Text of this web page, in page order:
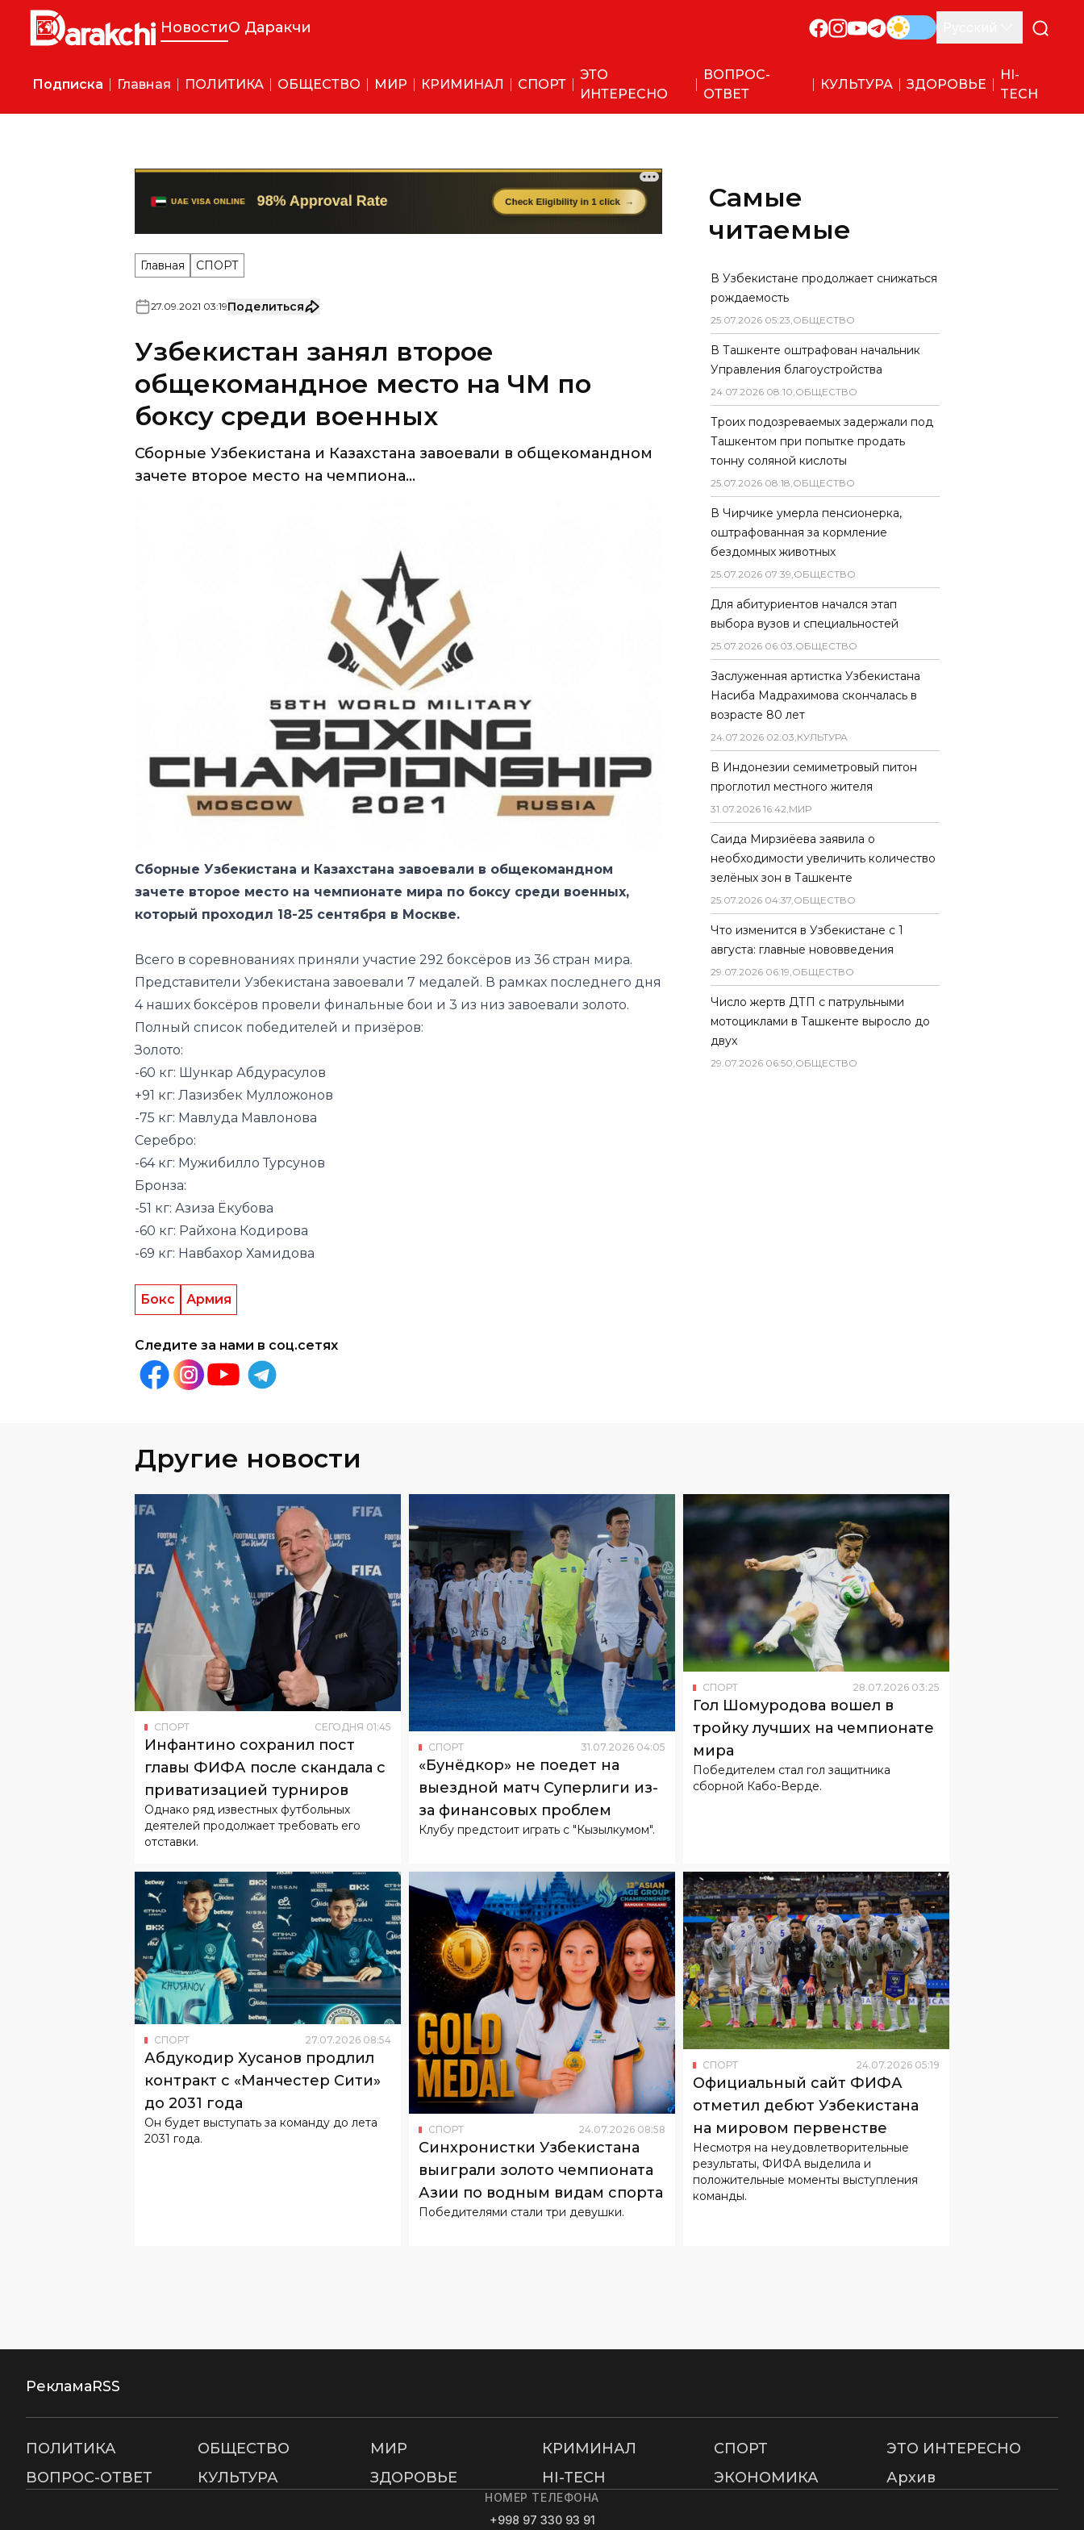
НовостиО Даракчи
Подписка Главная ПОЛИТИКА ОБЩЕСТВО МИР КРИМИНАЛ СПОРТ
ЭТО
ИНТЕРЕСНО
ВОПРОС-
ОТВЕТ
КУЛЬТУРА ЗДОРОВЬЕ
HI-
TECH
Главная СПОРТ
27 09 2021 03:19Поделиться
Узбекистан занял второе
общекомандное место на ЧМ по
боксу среди военных
Сборные Узбекистана и Казахстана завоевали в общекомандном
зачете второе место на чемпиона...
Сборные Узбекистана и Казахстана завоевали в общекомандном
зачете второе место на чемпионате мира по боксу среди военных,
который проходил 18-25 сентября в Москве.
Всего в соревнованиях приняли участие 292 боксёров из 36 стран мира.
Представители Узбекистана завоевали 7 медалей. В рамках последнего дня
4 наших боксёров провели финальные бои и 3 из низ завоевали золото.
Полный список победителей и призëров:
Золото:
-60 кг: Шункар Абдурасулов
+91 кг: Лазизбек Мулложонов
-75 кг: Мавлуда Мавлонова
Серебро:
-64 кг: Мужибилло Турсунов
Бронза:
-51 кг: Азиза Ëкубова
-60 кг: Райхона Кодирова
-69 кг: Навбахор Хамидова
Бокс Армия
Следите за нами в соц.сетях
Самые
читаемые
В Узбекистане продолжает снижаться
рождаемость
25.07.2026 05:23,ОБЩЕСТВО
В Ташкенте оштрафован начальник
Управления благоустройства
24.07.2026 08:10,ОБЩЕСТВО
Троих подозреваемых задержали под
Ташкентом при попытке продать
тонну соляной кислоты
25.07.2026 08:18,ОБЩЕСТВО
В Чирчике умерла пенсионерка,
оштрафованная за кормление
бездомных животных
25.07.2026 07:39,ОБЩЕСТВО
Для абитуриентов начался этап
выбора вузов и специальностей
25.07.2026 06:03,ОБЩЕСТВО
Заслуженная артистка Узбекистана
Насиба Мадрахимова скончалась в
возрасте 80 лет
24.07.2026 02:03,КУЛЬТУРА
В Индонезии семиметровый питон
проглотил местного жителя
31.07.2026 16:42,МИР
Саида Мирзиёева заявила о
необходимости увеличить количество
зелёных зон в Ташкенте
25.07.2026 04:37,ОБЩЕСТВО
Что изменится в Узбекистане с 1
августа: главные нововведения
29.07.2026 06:19,ОБЩЕСТВО
Число жертв ДТП с патрульными
мотоциклами в Ташкенте выросло до
двух
29.07.2026 06:50,ОБЩЕСТВО
Другие новости
СПОРТ СЕГОДНЯ 01:45
Инфантино сохранил пост
главы ФИФА после скандала с
приватизацией турниров
Однако ряд известных футбольных
деятелей продолжает требовать его
отставки.
СПОРТ 31.07.2026 04:05
«Бунёдкор» не поедет на
выездной матч Суперлиги из-
за финансовых проблем
Клубу предстоит играть с "Кызылкумом".
СПОРТ 28.07.2026 03:25
Гол Шомуродова вошел в
тройку лучших на чемпионате
мира
Победителем стал гол защитника
сборной Кабо-Верде.
СПОРТ 27.07.2026 08:54
Абдукодир Хусанов продлил
контракт с «Манчестер Сити»
до 2031 года
Он будет выступать за команду до лета
2031 года.
СПОРТ 24.07.2026 08:58
Синхронистки Узбекистана
выиграли золото чемпионата
Азии по водным видам спорта
Победителями стали три девушки.
СПОРТ 24.07.2026 05:19
Официальный сайт ФИФА
отметил дебют Узбекистана
на мировом первенстве
Несмотря на неудовлетворительные
результаты, ФИФА выделила и
положительные моменты выступления
команды.
РекламаRSS
ПОЛИТИКА ОБЩЕСТВО МИР КРИМИНАЛ СПОРТ
ЭТО ИНТЕРЕСНО
ВОПРОС-ОТВЕТ
КУЛЬТУРА ЗДОРОВЬЕ HI-TECH ЭКОНОМИКА Архив
НОМЕР ТЕЛЕФОНА
+998 97 330 93 91